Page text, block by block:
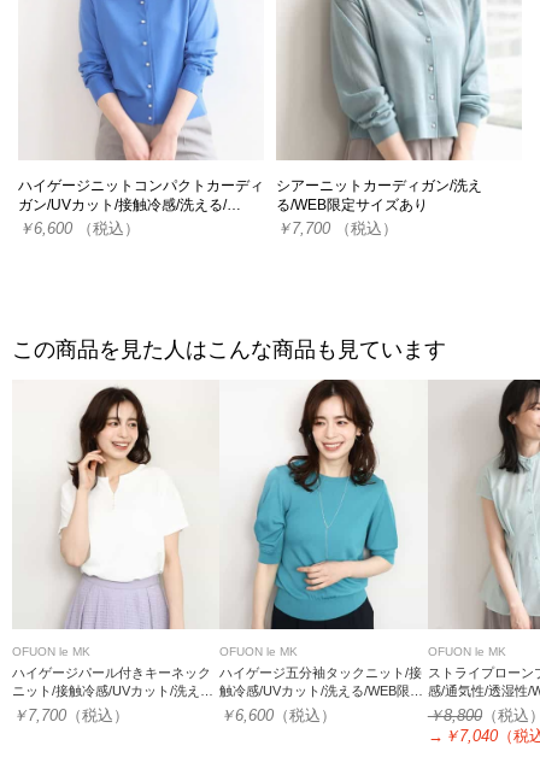
ハイゲージニットコンパクトカーディ
ガン/UVカット/接触冷感/洗える/…
￥6,600 （税込）
シアーニットカーディガン/洗え
る/WEB限定サイズあり
￥7,700 （税込）
この商品を見た人はこんな商品も見ています
OFUON le MK
ハイゲージパール付きキーネック
ニット/接触冷感/UVカット/洗え
る/WEB限定サイズあり
￥7,700 （税込）
OFUON le MK
ハイゲージ五分袖タックニット/接
触冷感/UVカット/洗える/WEB限定
サイズあり
￥6,600 （税込）
OFUON le MK
ストライプローン
感/通気性/透湿性/
あり
￥8,800（税込
→ ￥7,040（税